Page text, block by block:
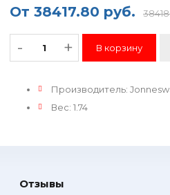
От 38417.80 руб.
- +
Производитель:
Вес: 1.74
Отзывы